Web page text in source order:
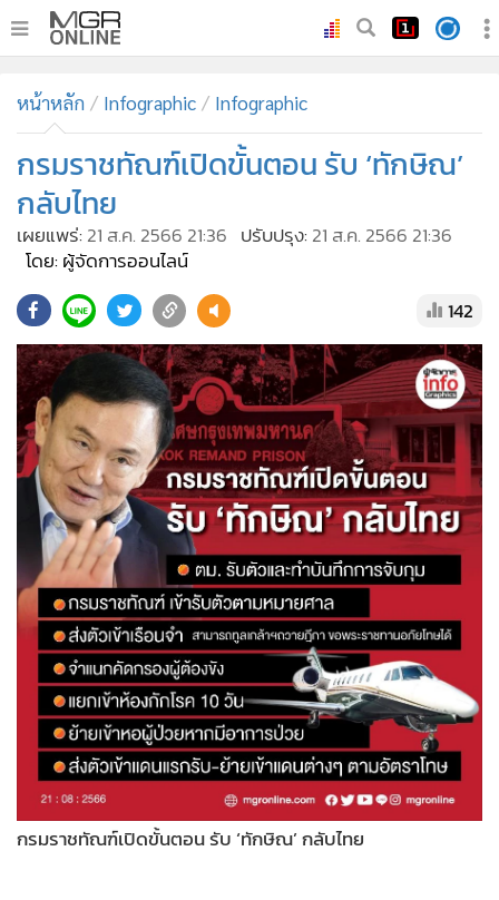
ทันเหตุการณ์
• ภาคใต้
ภูมิภาค
Online Section
บันเทิง
• ผู้จัดการรายวัน
• คอลัมนิสต์
• ละคร
•
CbizReview
• Cyber BIZ
• ผู้จัดกวน
Good health & Well-being
Green Innovation & SD
• Management & HR
• MGR Live
•
Infographic
การเมือง
ท่องเที่ยว
กีฬา
ต่างประเทศ
Special Scoop
• เศรษฐกิจ-ธุรกิจ
หน้าหลัก Infographic Infographic
กรมราชทัณฑ์เปิดขั้นตอน รับ ‘ทักษิณ’
กลับไทย
เผยแพร่: 21 ส.ค. 2566 21:36 ปรับปรุง: 21 ส.ค. 2566 21:36
โดย: ผู้จัดการออนไลน์
142
กรมราชทัณฑ์เปิดขั้นตอน รับ ‘ทักษิณ’ กลับไทย